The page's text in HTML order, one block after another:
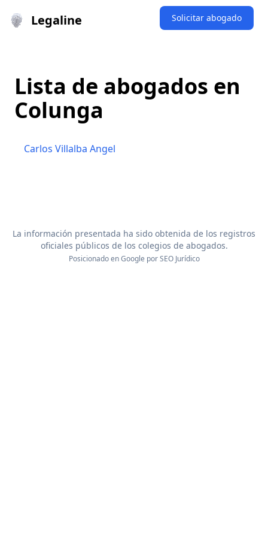
Legaline Solicitar abogado
Lista de abogados en
Colunga
Carlos Villalba Angel
La información presentada ha sido obtenida de los registros
oficiales públicos de los colegios de abogados.
Posicionado en Google porSEO Jurídico